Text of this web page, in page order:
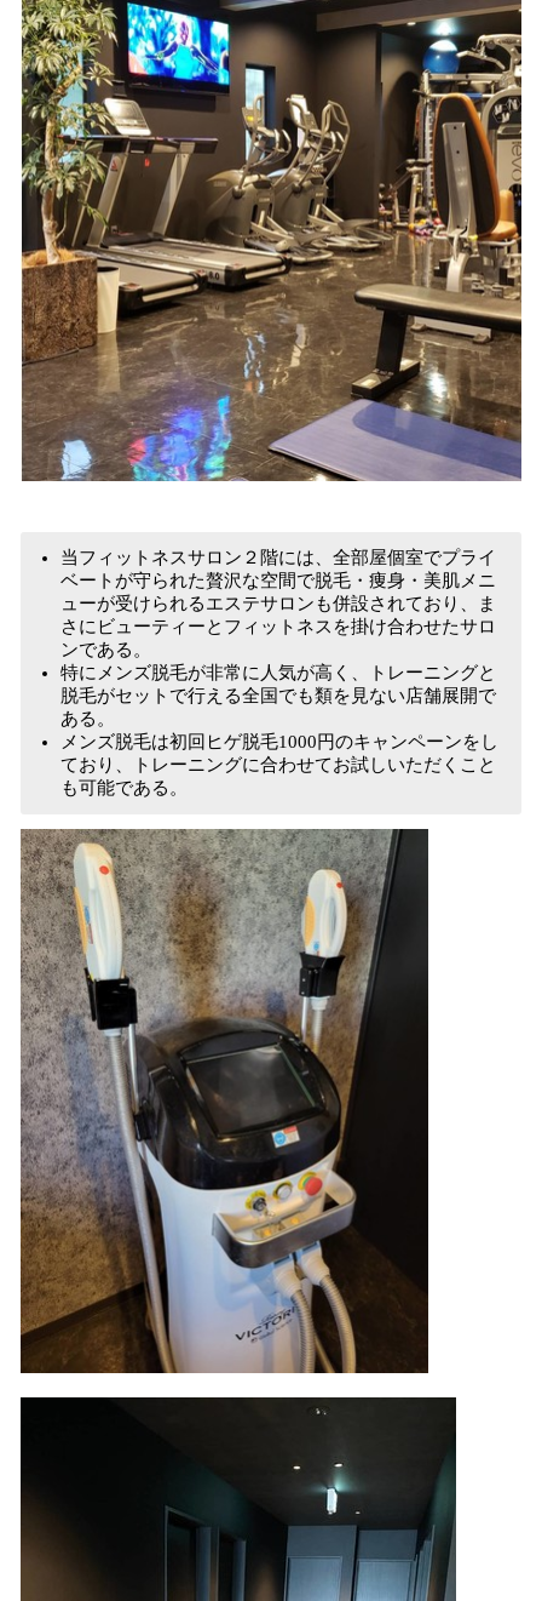
当フィットネスサロン２階には、全部屋個室でプライ
ベートが守られた贅沢な空間で脱毛・痩身・美肌メニ
ューが受けられるエステサロンも併設されており、ま
さにビューティーとフィットネスを掛け合わせたサロ
ンである。
特にメンズ脱毛が非常に人気が高く、トレーニングと
脱毛がセットで行える全国でも類を見ない店舗展開で
ある。
メンズ脱毛は初回ヒゲ脱毛1000円のキャンペーンをし
ており、トレーニングに合わせてお試しいただくこと
も可能である。